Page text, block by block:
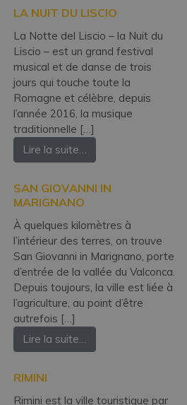
LA NUIT DU LISCIO
La Notte del Liscio – la Nuit du
Liscio – est un grand festival
musical et de danse de trois
jours qui touche toute la
Romagne et célèbre, depuis
l’année 2016, la musique
traditionnelle […]
Lire la suite…
SAN GIOVANNI IN
MARIGNANO
À quelques kilomètres à
l’intérieur des terres, on trouve
San Giovanni in Marignano, porte
d’entrée de la vallée du Valconca.
Depuis toujours, la ville est liée à
l’agriculture, au point d’être
autrefois […]
Lire la suite…
RIMINI
Rimini est la ville touristique par